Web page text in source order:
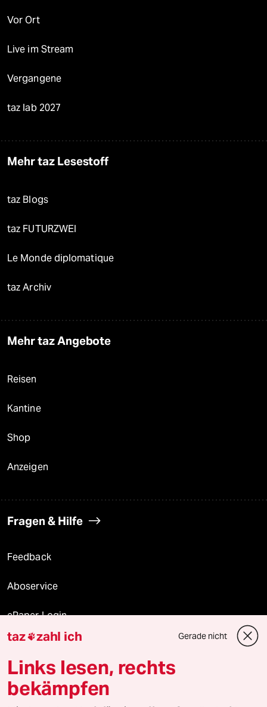
Vor Ort
Live im Stream
Vergangene
taz lab 2027
Mehr taz Lesestoff
taz Blogs
taz FUTURZWEI
Le Monde diplomatique
taz Archiv
Mehr taz Angebote
Reisen
Kantine
Shop
Anzeigen
Fragen & Hilfe
Feedback
Aboservice
ePaper Login
Downloads für Abonnierende
© 2026 taz Verlags und Vertriebs GmbH
taz zahl ich Gerade nicht
Links lesen, rechts
bekämpfen